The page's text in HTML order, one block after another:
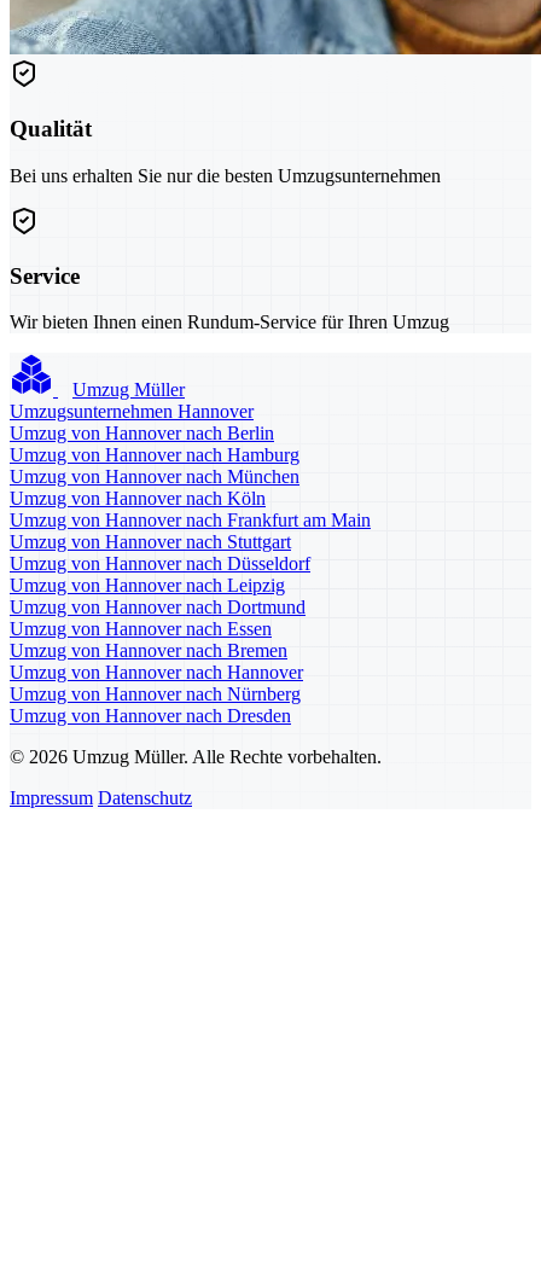
Qualität
Bei uns erhalten Sie nur die besten Umzugsunternehmen
Service
Wir bieten Ihnen einen Rundum-Service für Ihren Umzug
Umzug Müller
Umzugsunternehmen Hannover
Umzug von Hannover nach Berlin
Umzug von Hannover nach Hamburg
Umzug von Hannover nach München
Umzug von Hannover nach Köln
Umzug von Hannover nach Frankfurt am Main
Umzug von Hannover nach Stuttgart
Umzug von Hannover nach Düsseldorf
Umzug von Hannover nach Leipzig
Umzug von Hannover nach Dortmund
Umzug von Hannover nach Essen
Umzug von Hannover nach Bremen
Umzug von Hannover nach Hannover
Umzug von Hannover nach Nürnberg
Umzug von Hannover nach Dresden
© 2026 Umzug Müller. Alle Rechte vorbehalten.
Impressum Datenschutz